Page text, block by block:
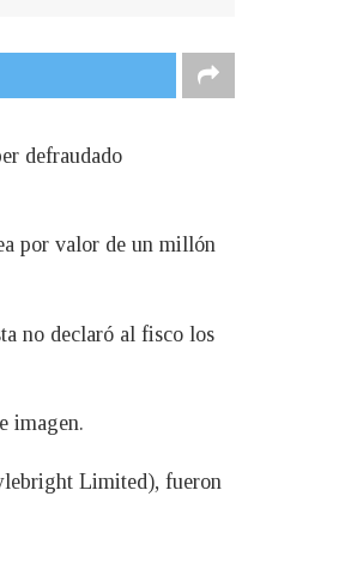
defraudado
por valor de un millón
no declaró al fisco los
imagen.
Limited), fueron